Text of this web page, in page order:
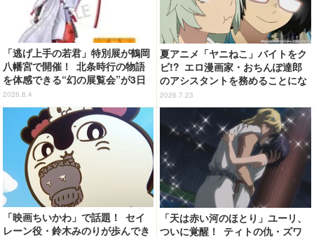
「逃げ上手の若君」特別展が鶴岡
八幡宮で開催！ 北条時行の物語
を体感できる“幻の展覧会”が3日
間限定で登場【8/28～30】
2026.8.4
夏アニメ「ヤニねこ」バイトをク
ビ!? エロ漫画家・おちんぽ達郎
のアシスタントを務めることにな
ったヤニねこだが…第4話先行カ
ット
2026.7.23
「映画ちいかわ」で話題！ セイ
レーン役・鈴木みのりが歩んでき
「天は赤い河のほとり」ユーリ、
ついに覚醒！ ティトの仇・ズワ